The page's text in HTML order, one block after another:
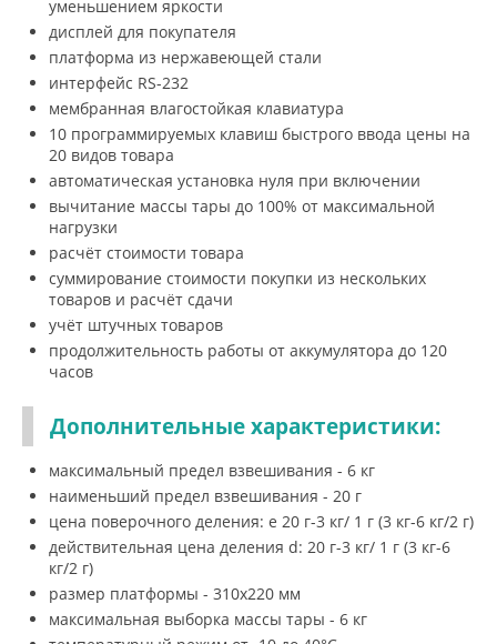
уменьшением яркости
дисплей для покупателя
платформа из нержавеющей стали
интерфейс RS-232
мембранная влагостойкая клавиатура
10 программируемых клавиш быстрого ввода цены на
20 видов товара
автоматическая установка нуля при включении
вычитание массы тары до 100% от максимальной
нагрузки
расчёт стоимости товара
суммирование стоимости покупки из нескольких
товаров и расчёт сдачи
учёт штучных товаров
продолжительность работы от аккумулятора до 120
часов
Дополнительные характеристики:
максимальный предел взвешивания - 6 кг
наименьший предел взвешивания - 20 г
цена поверочного деления: e 20 г-3 кг/ 1 г (3 кг-6 кг/2 г)
действительная цена деления d: 20 г-3 кг/ 1 г (3 кг-6
кг/2 г)
размер платформы - 310х220 мм
максимальная выборка массы тары - 6 кг